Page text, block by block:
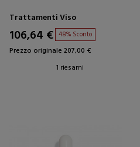
Trattamenti Viso
106,64 € 48% Sconto
Prezzo originale 207,00 €
1 riesami